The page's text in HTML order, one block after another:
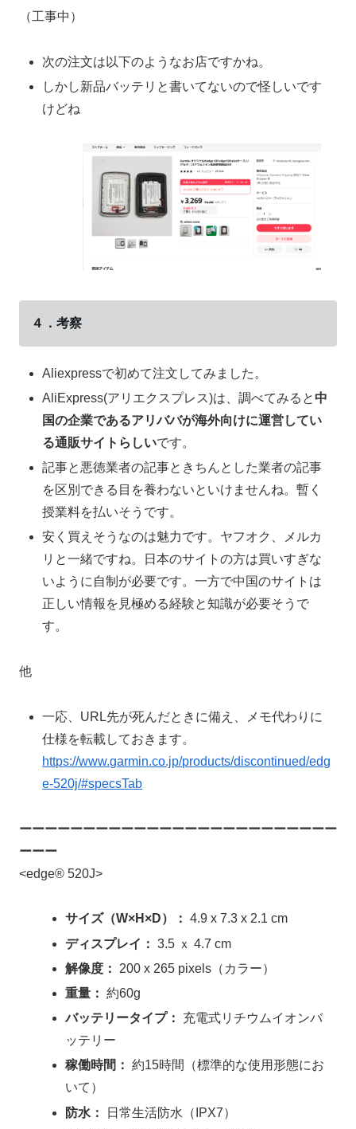
（工事中）
次の注文は以下のようなお店ですかね。
しかし新品バッテリと書いてないので怪しいです
けどね
４．考察
Aliexpressで初めて注文してみました。
AliExpress(アリエクスプレス)は、調べてみると 中
国の企業であるアリババが海外向けに運営してい
る通販サイトらしいです。
記事と悪徳業者の記事ときちんとした業者の記事
を区別できる目を養わないといけませんね。暫く
授業料を払いそうです。
安く買えそうなのは魅力です。ヤフオク、メルカ
リと一緒ですね。日本のサイトの方は買いすぎな
いように自制が必要です。一方で中国のサイトは
正しい情報を見極める経験と知識が必要そうで
す。
他
一応、URL先が死んだときに備え、メモ代わりに
仕様を転載しておきます。
https://www.garmin.co.jp/products/discontinued/edg
e-520j/#specsTab
ーーーーーーーーーーーーーーーーーーーーーーーーー
ーーー
<edge® 520J>
サイズ（W×H×D）： 4.9 x 7.3 x 2.1 cm
ディスプレイ： 3.5 ｘ 4.7 cm
解像度：
200 x 265 pixels（カラー）
重量： 約60g
バッテリータイプ：
充電式リチウムイオンバ
ッテリー
稼働時間： 約15時間（標準的な使用形態にお
いて）
防水：
日常生活防水（IPX7）